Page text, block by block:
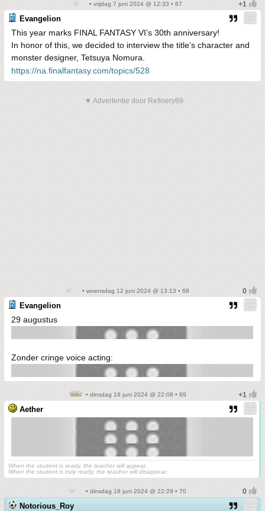
• vrijdag 7 juni 2024 @ 12:33 • 67
Evangelion
This year marks FINAL FANTASY VI’s 30th anniversary!
In honor of this, we decided to interview the title’s character and
monster designer, Tetsuya Nomura.
https://na.finalfantasy.com/topics/528
▼ Advertentie door Refinery89
• woensdag 12 juni 2024 @ 13:13 • 68
Evangelion
29 augustus
Zonder cringe voice acting:
• dinsdag 18 juni 2024 @ 22:08 • 69
Aether
When the student is ready, the teacher will appear.
When the student is truly ready, the teacher will disappear.
• dinsdag 18 juni 2024 @ 22:29 • 70
Notorious_Roy